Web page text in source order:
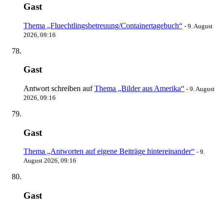
Gast
Thema „Fluechtlingsbetreuung/Containertagebuch“ - 9. August
2026, 09:16
Gast
Antwort schreiben aufThema „Bilder aus Amerika“ - 9. August
2026, 09:16
Gast
Thema „Antworten auf eigene Beiträge hintereinander“ - 9.
August 2026, 09:16
Gast